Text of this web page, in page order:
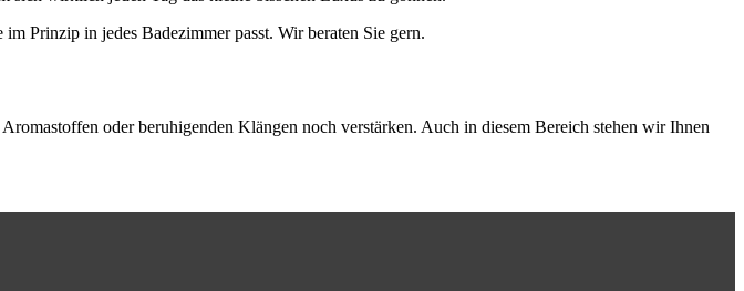
Prinzip in jedes Badezimmer passt. Wir beraten Sie gern.
oder beruhigenden Klängen noch verstärken. Auch in diesem Bereich stehen wir Ihnen